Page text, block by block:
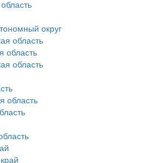
округ
область
область
область
область